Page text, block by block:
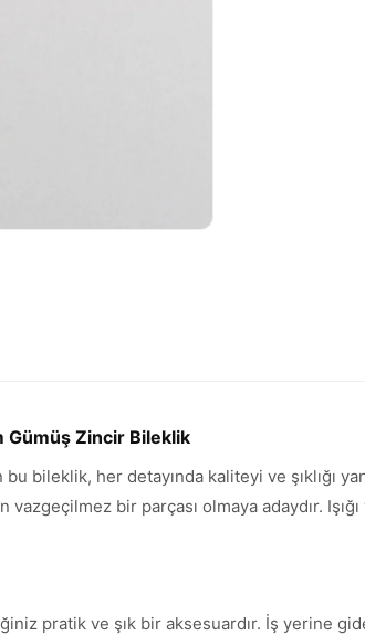
Gümüş Zincir Bileklik
bileklik, her detayında kaliteyi ve şıklığı
bir parçası olmaya adaydır.
pratik ve şık bir aksesuardır. İş yerine